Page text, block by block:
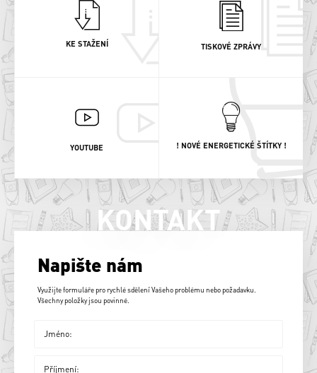
KE STAŽENÍ TISKOVÉ ZPRÁVY
YOUTUBE ! NOVÉ ENERGETICKÉ ŠTÍTKY !
KONTAKT
Napište nám
Využijte formuláře pro rychlé sdělení Vašeho problému nebo požadavku.
Všechny položky jsou povinné.